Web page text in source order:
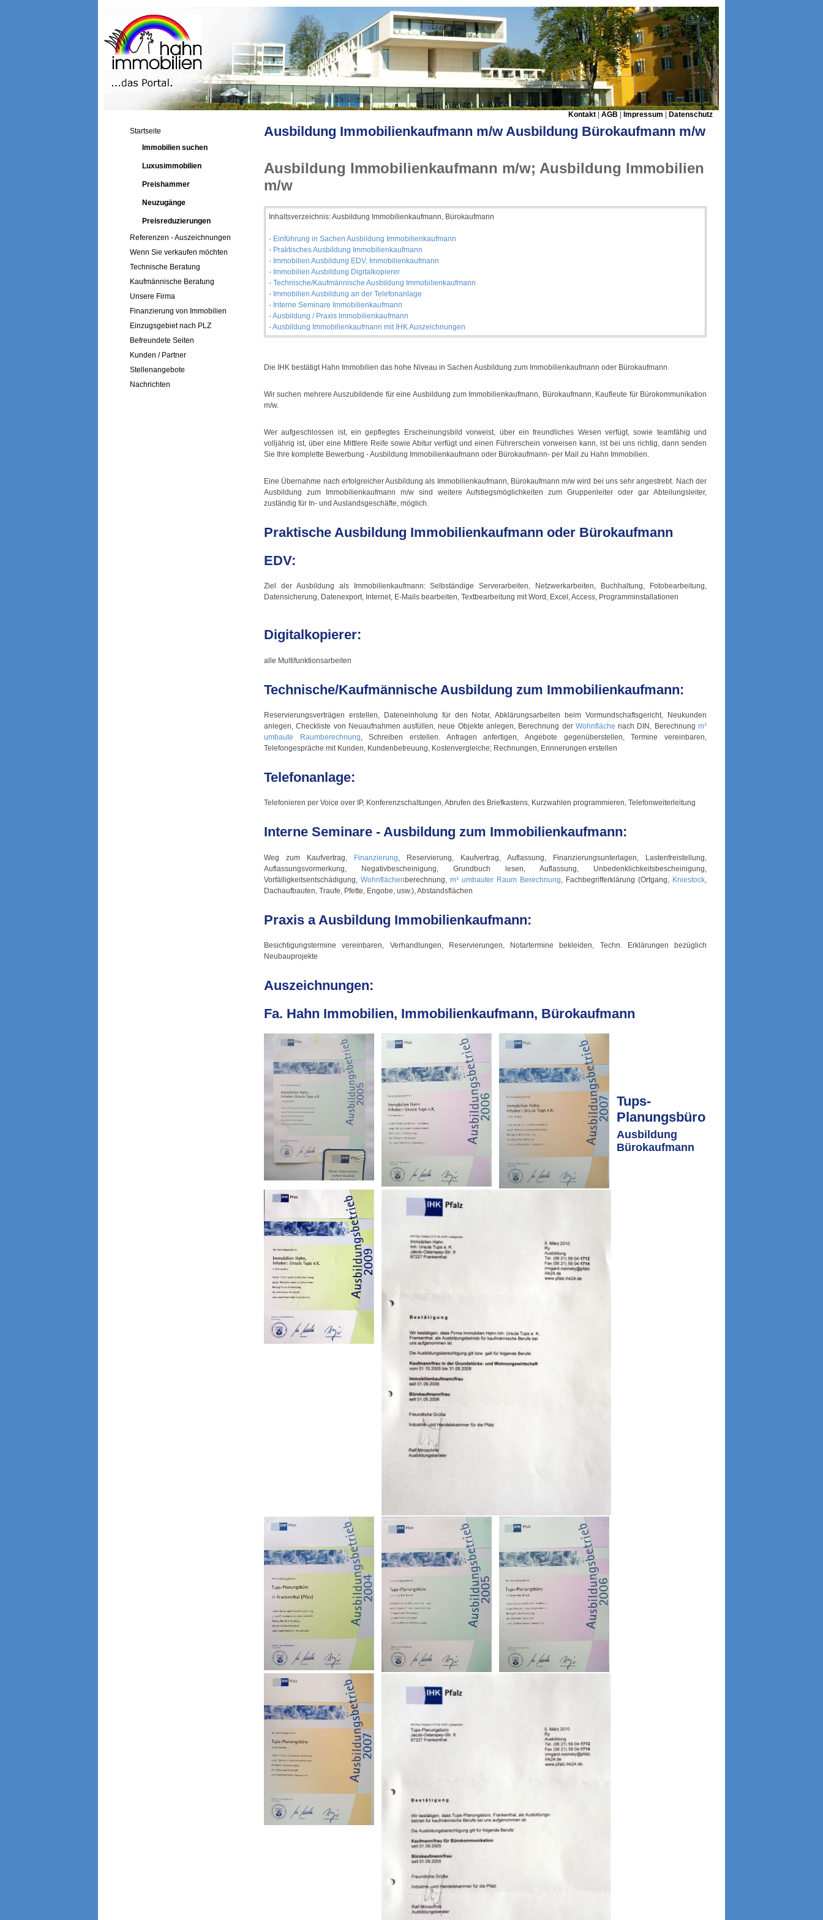
Kontakt AGB Impressum
Datenschutz
Startseite
Immobilien suchen
Luxusimmobilien
Preishammer
Neuzugänge
Preisreduzierungen
Referenzen - Auszeichnungen
Wenn Sie verkaufen möchten
Technische Beratung
Kaufmännische Beratung
Unsere Firma
Finanzierung von Immobilien
Einzugsgebiet nach PLZ
Befreundete Seiten
Kunden / Partner
Stellenangebote
Nachrichten
Ausbildung Immobilienkaufmann m/w Ausbildung Bürokaufmann m/w
Ausbildung Immobilienkaufmann m/w; Ausbildung Immobilien
m/w
Inhaltsverzeichnis: Ausbildung Immobilienkaufmann, Bürokaufmann
- Einführung in Sachen Ausbildung Immobilienkaufmann
- Praktisches Ausbildung Immobilienkaufmann
- Immobilien Ausbildung EDV, Immobilienkaufmann
- Immobilien Ausbildung Digitalkopierer
- Technische/Kaufmännische Ausbildung Immobilienkaufmann
- Immobilien Ausbildung an der Telefonanlage
- Interne Seminare Immobilienkaufmann
- Ausbildung / Praxis Immobilienkaufmann
- Ausbildung Immobilienkaufmann mit IHK Auszeichnungen
Die IHK bestätigt Hahn Immobilien das hohe Niveau in Sachen Ausbildung zum Immobilienkaufmann oder Bürokaufmann.
Wir suchen mehrere Auszubildende für eine Ausbildung zum Immobilienkaufmann, Bürokaufmann, Kaufleute für Bürokommunikation
m/w.
Wer aufgeschlossen ist, ein gepflegtes Erscheinungsbild vorweist, über ein freundliches Wesen verfügt, sowie teamfähig und
volljährig ist, über eine Mittlere Reife sowie Abitur verfügt und einen Führerschein vorweisen kann, ist bei uns richtig, dann senden
Sie Ihre komplette Bewerbung - Ausbildung Immobilienkaufmann oder Bürokaufmann- per Mail zu Hahn Immobilien.
Eine Übernahme nach erfolgreicher Ausbildung als Immobilienkaufmann, Bürokaufmann m/w wird bei uns sehr angestrebt. Nach der
Ausbildung zum Immobilienkaufmann m/w sind weitere Aufstiegsmöglichkeiten zum Gruppenleiter oder gar Abteilungsleiter,
zuständig für In- und Auslandsgeschäfte, möglich.
Praktische Ausbildung Immobilienkaufmann oder Bürokaufmann
EDV:
Ziel der Ausbildung als Immobilienkaufmann: Selbständige Serverarbeiten, Netzwerkarbeiten, Buchhaltung, Fotobearbeitung,
Datensicherung, Datenexport, Internet, E-Mails bearbeiten, Textbearbeitung mit Word, Excel, Access, Programminstallationen
Digitalkopierer:
alle Multifunktionsarbeiten
Technische/Kaufmännische Ausbildung zum Immobilienkaufmann:
Reservierungsverträgen erstellen, Dateneinholung für den Notar, Abklärungsarbeiten beim Vormundschaftsgericht, Neukunden
anlegen, Checkliste von Neuaufnahmen ausfüllen, neue Objekte anlegen, Berechnung der Wohnfläche nach DIN, Berechnungm³
umbaute Raumberechnung, Schreiben erstellen. Anfragen anfertigen, Angebote gegenüberstellen, Termine vereinbaren,
Telefongespräche mit Kunden, Kundenbetreuung, Kostenvergleiche; Rechnungen, Erinnerungen erstellen
Telefonanlage:
Telefonieren per Voice over IP, Konferenzschaltungen, Abrufen des Briefkastens, Kurzwahlen programmieren, Telefonweiterleitung
Interne Seminare - Ausbildung zum Immobilienkaufmann:
Weg zum Kaufvertrag, Finanzierung , Reservierung, Kaufvertrag, Auflassung, Finanzierungsunterlagen, Lastenfreistellung,
Auflassungsvormerkung, Negativbescheinigung, Grundbuch lesen, Auflassung, Unbedenklichkeitsbescheinigung,
Vorfälligkeitsentschädigung, Wohnflächenberechnung, m³ umbauter Raum Berechnung , Fachbegrifferklärung (Ortgang, Kniestock
Dachaufbauten, Traufe, Pfette, Engobe, usw.), Abstandsflächen
Praxis a Ausbildung Immobilienkaufmann:
Besichtigungstermine vereinbaren, Verhandlungen, Reservierungen, Notartermine bekleiden, Techn. Erklärungen bezüglich
Neubauprojekte
Auszeichnungen:
Fa. Hahn Immobilien, Immobilienkaufmann, Bürokaufmann
Tups-
Planungsbüro
Ausbildung
Bürokaufmann